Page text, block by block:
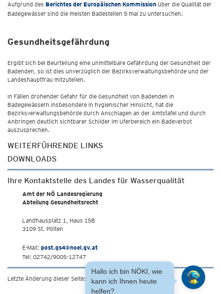
Aufgrund des Berichtes der Europäischen Kommission über die Qualität der
Badegewässer sind die meisten Badestellen 5 mal zu untersuchen.
Gesundheitsgefährdung
Ergibt sich bei Beurteilung eine unmittelbare Gefährdung der Gesundheit der
Badenden, so ist dies unverzüglich der Bezirksverwaltungsbehörde und der
Landeshauptfrau mitzuteilen.
In Fällen drohender Gefahr für die Gesundheit von Badenden in
Badegewässern insbesondere in hygienischer Hinsicht, hat die
Bezirksverwaltungsbehörde durch Anschlagen an der Amtstafel und durch
Anbringen deutlich sichtbarer Schilder im Uferbereich ein Badeverbot
auszusprechen.
WEITERFÜHRENDE LINKS
DOWNLOADS
Ihre Kontaktstelle des Landes für Wasserqualität
Amt der NÖ Landesregierung
Abteilung Gesundheitsrecht
Landhausplatz 1, Haus 15B
3109 St. Pölten
E-Mail: post.gs4@noel.gv.at
Tel: 02742/9005-12747
Letzte Änderung dieser Seite: 18.5.2026
Hallo ich bin NÖKI, wie
kann ich Ihnen heute
helfen?